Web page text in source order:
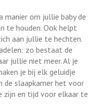
manier om jullie baby de
te houden. Ook helpt
aan jullie te hechten.
zo bestaat de
jullie niet meer. Al je
je bij elk geluidje
de slaapkamer het voor
zijn en tijd voor elkaar te